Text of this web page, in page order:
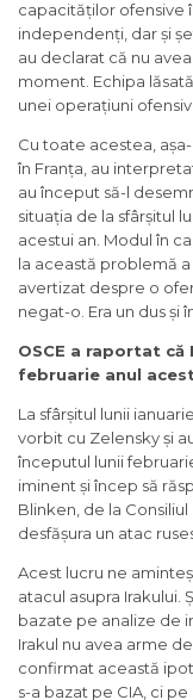
capacităților ofensive
independenți, dar și
au declarat că nu
moment. Echipa
unei operațiuni
Cu toate acestea,
în Franța, au
au început să-l
situația de la sfârșitul
acestui an. Modul în
la această problemă
avertizat despre o
negat-o. Era un dus și
OSCE a raportat
februarie anul
La sfârșitul lunii
vorbit cu Zelensky și
începutul lunii
iminent și încep să
Blinken, de la
desfășura un atac
Acest lucru ne
atacul asupra Irakului.
bazate pe analize de
Irakul nu avea arme
confirmat această
s-a bazat pe CIA, ci